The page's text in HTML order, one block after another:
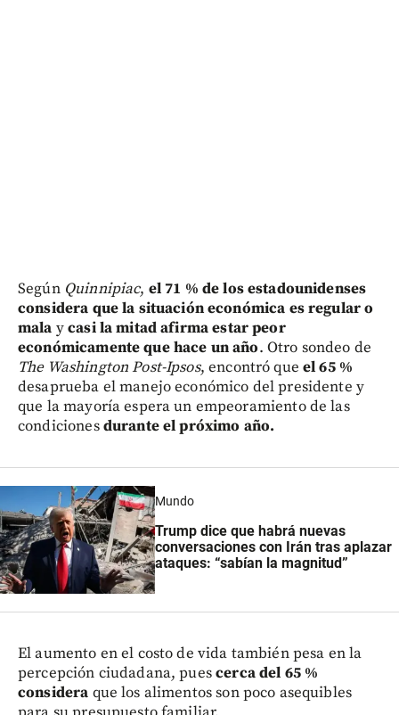
Según Quinnipiac, el 71 % de los estadounidenses
considera que la situación económica es regular o
mala ycasi la mitad afirma estar peor
económicamente que hace un año. Otro sondeo de
The Washington Post-Ipsos, encontró que el 65 %
desaprueba el manejo económico del presidente y
que la mayoría espera un empeoramiento de las
condicionesdurante el próximo año.
Mundo
Trump dice que habrá nuevas
conversaciones con Irán tras aplazar
ataques: “sabían la magnitud”
El aumento en el costo de vida también pesa en la
percepción ciudadana, puescerca del 65 %
considera que los alimentos son poco asequibles